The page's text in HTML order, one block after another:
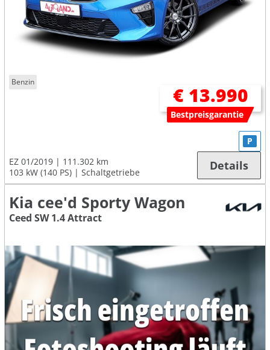
Benzin
€ 13.990
Bestpreisgarantie
EZ 01/2019
111.302 km
103 kW (140 PS)
Schaltgetriebe
P
Details
Kia cee'd Sporty Wagon
Ceed SW 1.4 Attract